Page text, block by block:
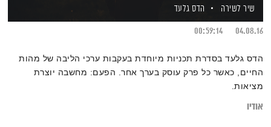
שיר לשירה
הדס גלעד
04.08.16
00:59:14
הדס גלעד בסדרת תכניות מיוחדת בעקבות ערכי הליבה של מהות
החיים, כאשר כל פרק עוסק בערך אחר. הפעם: מחשבה יוצרת
מציאות.
אודיו